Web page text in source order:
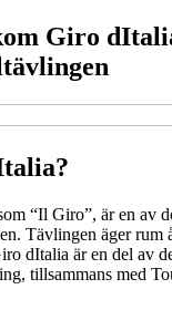
Giro
“Il Giro”, är en av
Tävlingen äger rum
dItalia är en del av
tillsammans med